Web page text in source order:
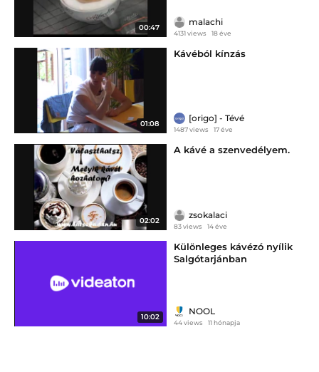
00:47
malachi
4131 views 18 éve
01:08
Kávéból kínzás
[origo] - Tévé
1487 views 17 éve
02:02
A kávé a szenvedélyem.
zsokalaci
83 views 14 éve
10:02
Különleges kávézó nyílik
Salgótarjánban
NOOL
44 views 11 hónapja